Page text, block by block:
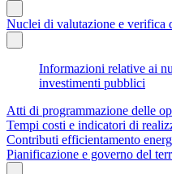
Nuclei di valutazione e verifica
Informazioni relative ai
investimenti pubblici
Atti di programmazione delle
Tempi costi e indicatori di
Contributi efficientamento
Pianificazione e governo del